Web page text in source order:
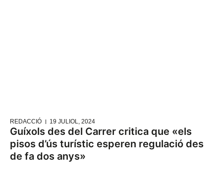
REDACCIÓ 19 JULIOL, 2024
Guíxols des del Carrer critica que «els
pisos d’ús turístic esperen regulació des
de fa dos anys»